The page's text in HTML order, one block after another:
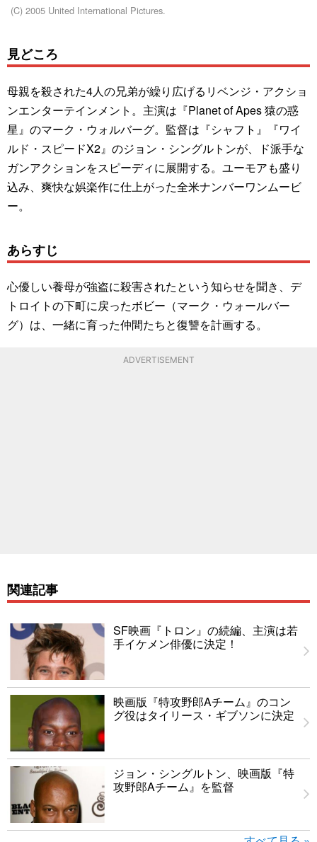
(C) 2005 United International Pictures.
見どころ
母親を殺された4人の兄弟が繰り広げるリベンジ・アクショ
ンエンターテインメント。主演は『Planet of Apes 猿の惑
星』のマーク・ウォルバーグ。監督は『シャフト』『ワイ
ルド・スピードX2』のジョン・シングルトンが、ド派手な
ガンアクションをスピーディに展開する。ユーモアも盛り
込み、爽快な娯楽作に仕上がった全米ナンバーワンムービ
ー。
あらすじ
心優しい養母が強盗に殺害されたという知らせを聞き、デ
トロイトの下町に戻ったボビー（マーク・ウォールバー
グ）は、一緒に育った仲間たちと復讐を計画する。
ADVERTISEMENT
関連記事
SF映画『トロン』の続編、主演は若
手イケメン俳優に決定！
映画版『特攻野郎Aチーム』のコン
グ役はタイリース・ギブソンに決定
ジョン・シングルトン、映画版『特
攻野郎Aチーム』を監督